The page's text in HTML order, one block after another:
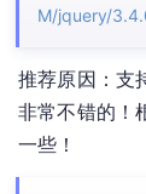
M/jquery/
推荐原因：支
非常不错的！
一些！